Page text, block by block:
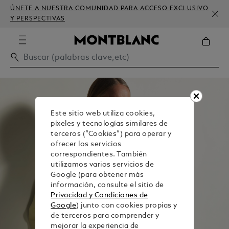
ÚNETE A NUESTRA COMUNIDAD PARA ACCESO EXCLUSIVO
Y PERSPECTIVAS
Este sitio web utiliza cookies,
píxeles y tecnologías similares de
terceros (“Cookies”) para operar y
ofrecer los servicios
correspondientes. También
utilizamos varios servicios de
Google (para obtener más
información, consulte el sitio de
Privacidad y Condiciones de
Google) junto con cookies propias y
de terceros para comprender y
mejorar la experiencia de